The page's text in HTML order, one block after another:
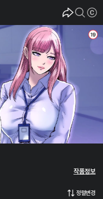
작품정보
정렬변경